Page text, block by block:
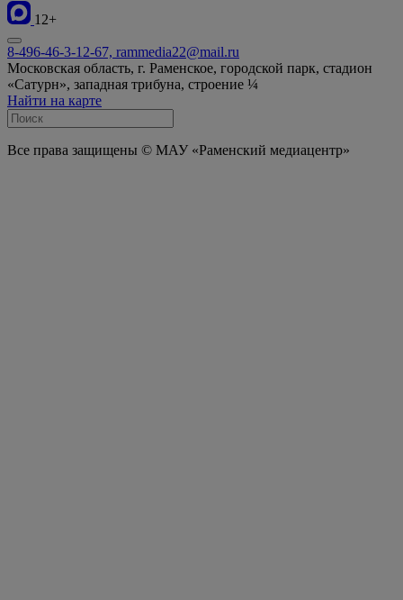
12+
8-496-46-3-12-67, rammedia22@mail.ru
Московская область, г. Раменское, городской парк, стадион
«Сатурн», западная трибуна, строение ¼
Найти на карте
Все права защищены © МАУ «Раменский медиацентр»